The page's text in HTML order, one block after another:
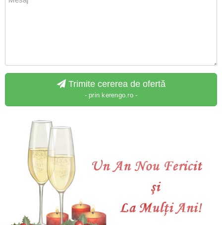
Trimite cererea de ofertă
- prin kerengo.ro -